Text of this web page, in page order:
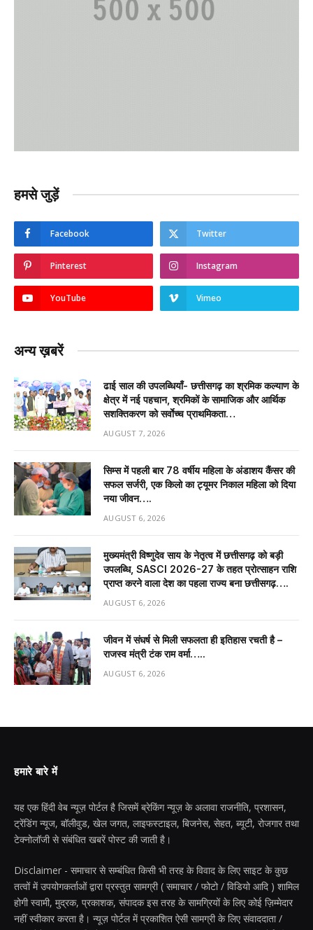
हमसे जुड़ें
Facebook Twitter
Pinterest Instagram
YouTube Vimeo
अन्य ख़बरें
ढाई साल की उपलब्धियाँ- छत्तीसगढ़ का श्रमिक कल्याण के
क्षेत्र में नई पहचान, श्रमिकों के सामाजिक और आर्थिक
सशक्तिकरण को सर्वाेच्च प्राथमिकता…
AUGUST 7, 2026
सिम्स में पहली बार 78 वर्षीय महिला के अंडाशय कैंसर की
सफल सर्जरी, एक किलो का ट्यूमर निकाल महिला को दिया
नया जीवन….
AUGUST 6, 2026
मुख्यमंत्री विष्णुदेव साय के नेतृत्व में छत्तीसगढ़ को बड़ी
उपलब्धि, SASCI 2026-27 के तहत प्रोत्साहन राशि
प्राप्त करने वाला देश का पहला राज्य बना छत्तीसगढ़….
AUGUST 6, 2026
जीवन में संघर्ष से मिली सफलता ही इतिहास रचती है –
राजस्व मंत्री टंक राम वर्मा…..
AUGUST 6, 2026
हमारे बारे में
यह एक हिंदी वेब न्यूज़ पोर्टल है जिसमें ब्रेकिंग न्यूज़ के अलावा राजनीति, प्रशासन,
ट्रेंडिंग न्यूज, बॉलीवुड, खेल जगत, लाइफस्टाइल, बिजनेस, सेहत, ब्यूटी, रोजगार तथा
टेक्नोलॉजी से संबंधित खबरें पोस्ट की जाती है।
Disclaimer - समाचार से सम्बंधित किसी भी तरह के विवाद के लिए साइट के कुछ
तत्वों में उपयोगकर्ताओं द्वारा प्रस्तुत सामग्री ( समाचार / फोटो / विडियो आदि ) शामिल
होगी स्वामी, मुद्रक, प्रकाशक, संपादक इस तरह के सामग्रियों के लिए कोई ज़िम्मेदार
नहीं स्वीकार करता है। न्यूज़ पोर्टल में प्रकाशित ऐसी सामग्री के लिए संवाददाता /